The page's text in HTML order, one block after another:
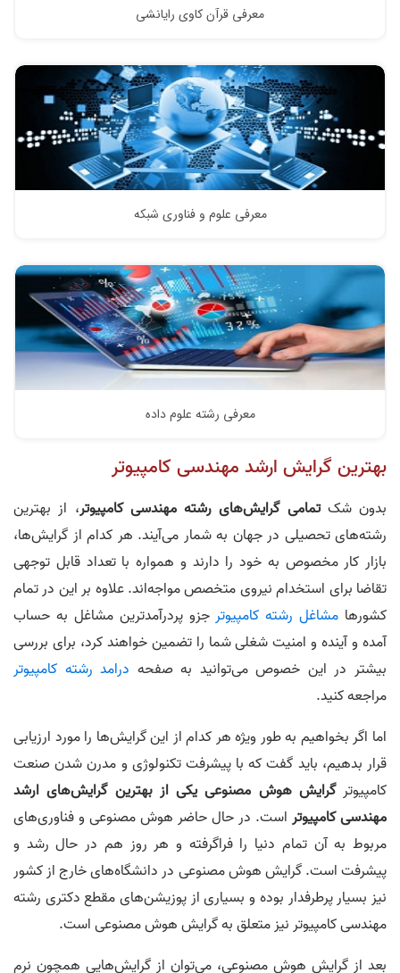
معرفی قرآن کاوی رایانشی
معرفی علوم و فناوری شبکه
معرفی رشته علوم داده
بهترین گرایش ارشد مهندسی کامپیوتر
بدون شکتمامی گرایش‌های رشته مهندسی کامپیوتر، از بهترین
رشته‌های تحصیلی در جهان به شمار می‌آیند. هر کدام از گرایش‌ها،
بازار کار مخصوص به خود را دارند و همواره با تعداد قابل توجهی
تقاضا برای استخدام نیروی متخصص مواجه‌اند. علاوه بر این در تمام
کشورها مشاغل رشته کامپیوترجزو پردرآمدترین مشاغل به حساب
آمده و آینده و امنیت شغلی شما را تضمین خواهند کرد، برای بررسی
بیشتر در این خصوص می‌توانید به صفحه درامد رشته کامپیوتر
مراجعه کنید.
اما اگر بخواهیم به طور ویژه هر کدام از این گرایش‌ها را مورد ارزیابی
قرار بدهیم، باید گفت که با پیشرفت تکنولوژی و مدرن شدن صنعت
کامپیوترگرایش هوش مصنوعی یکی از بهترین گرایش‌های ارشد
مهندسی کامپیوتر است. در حال حاضر هوش مصنوعی و فناوری‌های
مربوط به آن تمام دنیا را فراگرفته و هر روز هم در حال رشد و
پیشرفت است. گرایش هوش مصنوعی در دانشگاه‌های خارج از کشور
نیز بسیار پرطرفدار بوده و بسیاری از پوزیشن‌های مقطع دکتری رشته
مهندسی کامپیوتر نیز متعلق به گرایش هوش مصنوعی است.
بعد از گرایش هوش مصنوعی، می‌توان از گرایش‌هایی همچون نرم